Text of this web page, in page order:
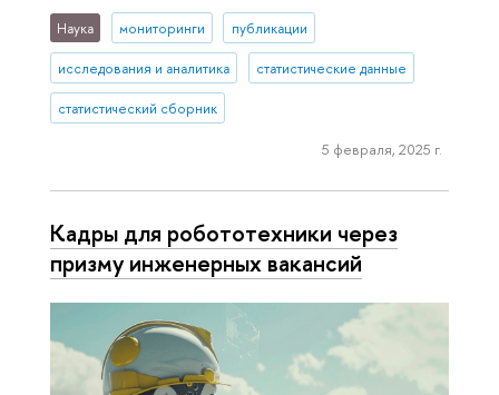
Наука мониторинги публикации
исследования и аналитика статистические данные
статистический сборник
5 февраля, 2025 г.
Кадры для робототехники через
призму инженерных вакансий